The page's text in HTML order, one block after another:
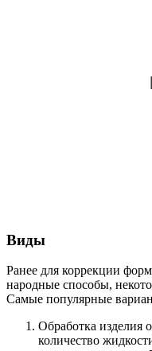
Виды
Ранее для коррекции
народные способы,
Самые популярные
Обработка изделия
количество